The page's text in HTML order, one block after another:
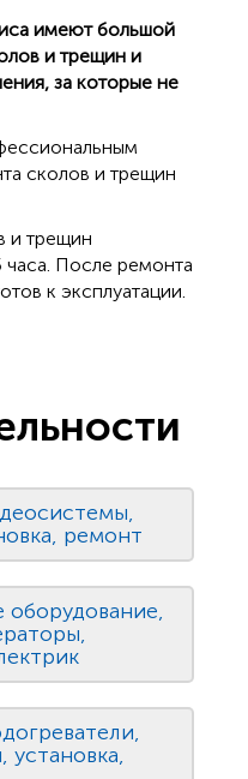
имеют большой
и трещин и
за которые не
сколов и трещин
и трещин
После ремонта
к эксплуатации.
ремонт
оборудование,